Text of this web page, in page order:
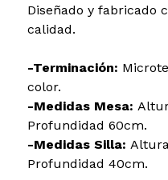
Diseñado y fabricado
calidad.
-Terminación:
color.
-Medidas Mesa:
Profundidad 60cm.
-Medidas Silla:
Profundidad 40cm.